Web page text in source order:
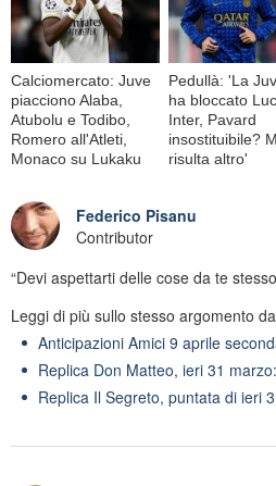
Calciomercato: Juve
piacciono Alaba,
Atubolu e Todibo,
Romero all'Atleti,
Monaco su Lukaku
Pedullà: 'La
ha bloccato
Inter, Pavard
insostituibile?
risulta altro'
Federico Pisanu
Contributor
“Devi aspettarti delle cose da te
Leggi di più sullo stesso argomento
Anticipazioni Amici 9 aprile
Replica Don Matteo, ieri 31
Replica Il Segreto, puntata di ieri